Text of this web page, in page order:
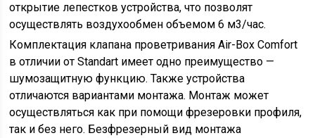
открытие лепестков устройства, что позволят
осуществлять воздухообмен объемом 6 м3/час.
Комплектация клапана проветривания Air-Box Comfort
в отличии от Standart имеет одно преимущество —
шумозащитную функцию. Также устройства
отличаются вариантами монтажа. Монтаж может
осуществляться как при помощи фрезеровки профиля,
так и без него. Безфрезерный вид монтажа